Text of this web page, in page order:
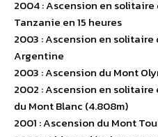
2004 : Ascension en solitaire
Tanzanie en 15 heures
2003 : Ascension en solitaire
Argentine
2003 : Ascension du Mont
2002 : Ascension en
du Mont Blanc (4.808m)
2001 : Ascension du Mont